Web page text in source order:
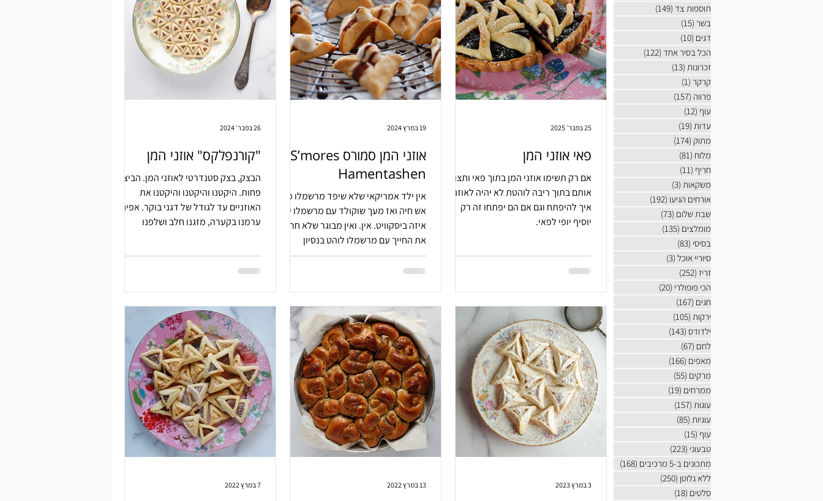
פאי אוזני המן
אם רק תשימו אוזני המן בתוך פאי ותצופפו
אותם בתוך ריבה לוהטת לא יהיה לאוזניים
איך להיפתח וגם אם הם יפתחו זה רק
יוסיף יופי לפאי.
25 בפבר׳ 2025
אוזני המן סמורס S’mores
Hamentashen
אין ילד אמריקאי שלא שיפד מרשמלו מעל
אש חיה ואז מעך שוקולד עם מרשמלו על
איזה ביסקוויט. אין. ואין מבוגר שלא חרך
את החייך עם מרשמלו לוהט בנסיון
19 במרץ 2024
"קורנפלקס" אוזני המן
הבצק, בצק סטנדרטי לאוזני המן. הביצוע?
פחות. היקטנו והיקטנו והיקטנו את
האוזניים עד לגודל של דגני בוקר. אפינו.
ערמנו בקערה, מזגנו חלב ושלפנו
26 בפבר׳ 2024
3 במרץ 2023 13 במרץ 2022 7 במרץ 2022
תוספות צד (149)
בשר (15)
דגים (10)
הכל בסיר אחד (122)
זכרונות (13)
קרקר (1)
פרווה (157)
עוף (12)
עדות (19)
מתוק (174)
מלוח (81)
חריף (11)
משקאות (3)
אורחים הגיעו (192)
שבת שלום (73)
מומלצים (135)
בסיסי (83)
סיוריי אוכל (3)
זריז (252)
הכי פופולרי (20)
חגים (167)
ירקות (105)
ילדודס (143)
לחם (67)
מאפים (166)
מרקים (55)
ממרחים (19)
עוגות (157)
עוגיות (85)
עוף (15)
טבעוני (223)
מתכונים ב-5 מרכיבים
(168)
ללא גלוטן (250)
סלטים (18)